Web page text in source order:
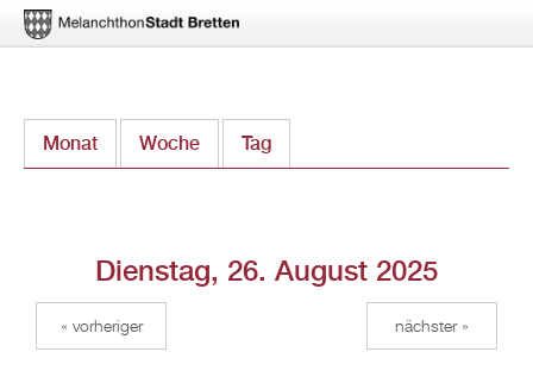
zum
Monat Woche Tag
Dienstag, 26. August 2025
« vorheriger nächster »